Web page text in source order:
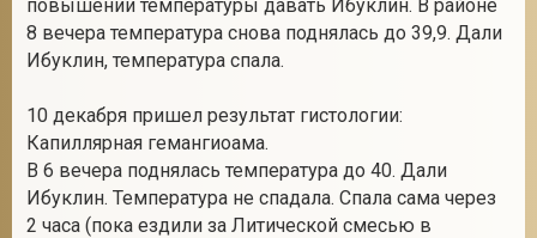
повышении температуры давать Ибуклин. В районе
8 вечера температура снова поднялась до 39,9. Дали
Ибуклин, температура спала.
10 декабря пришел результат гистологии:
Капиллярная гемангиоама.
В 6 вечера поднялась температура до 40. Дали
Ибуклин. Температура не спадала. Спала сама через
2 часа (пока ездили за Литической смесью в